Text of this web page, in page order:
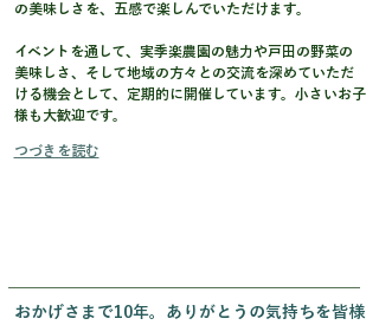
の美味しさを、五感で楽しんでいただけます。
イベントを通して、実季楽農園の魅力や戸田の野菜の
美味しさ、そして地域の方々との交流を深めていただ
ける機会として、定期的に開催しています。小さいお子
様も大歓迎です。
つづきを読む
おかげさまで10年。ありがとうの気持ちを皆様